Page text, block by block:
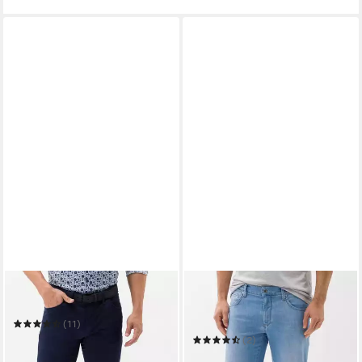
BRAX
5-Pocket-Jeans Cadiz
(11)
ab 79,99 € UVP 99,95 €
5-Pocket-Jeans Cadiz
ULTRALIGHT
(2)
UVP 109,95 €